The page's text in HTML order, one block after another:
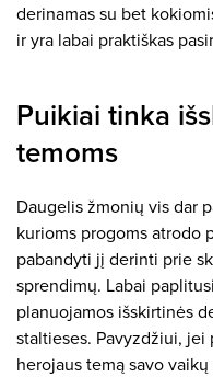
derinamas su bet
ir yra labai praktiškas
Puikiai tinka
temoms
Daugelis žmonių vis dar
kurioms progoms atrodo
pabandyti jį derinti prie
sprendimų. Labai
planuojamos išskirtinės
staltieses. Pavyzdžiui,
herojaus temą savo